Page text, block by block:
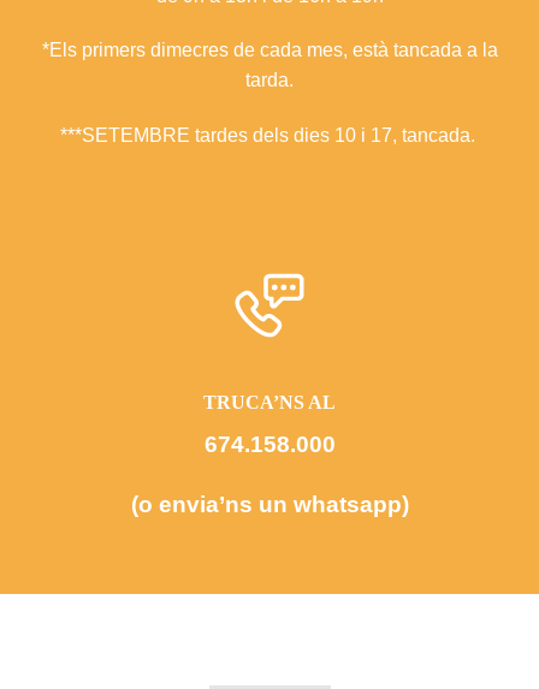
*Els primers dimecres de cada mes, està tancada a la
tarda.
***SETEMBRE tardes dels dies 10 i 17, tancada.
TRUCA’NS AL
674.158.000
(o envia’ns un whatsapp)